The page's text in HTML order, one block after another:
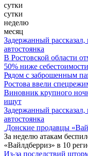
сутки
сутки
неделю
месяц
Задержанный рассказал,
автостоянка
В Ростовской области
50% ниже себестоимости
Рядом с заброшенным
Ростова ввели
Виновник крупного
ищут
Задержанный рассказал,
автостоянка
Донские продавцы
За неделю атакам
«Вайлдберриз» в 10
Из-за последствий